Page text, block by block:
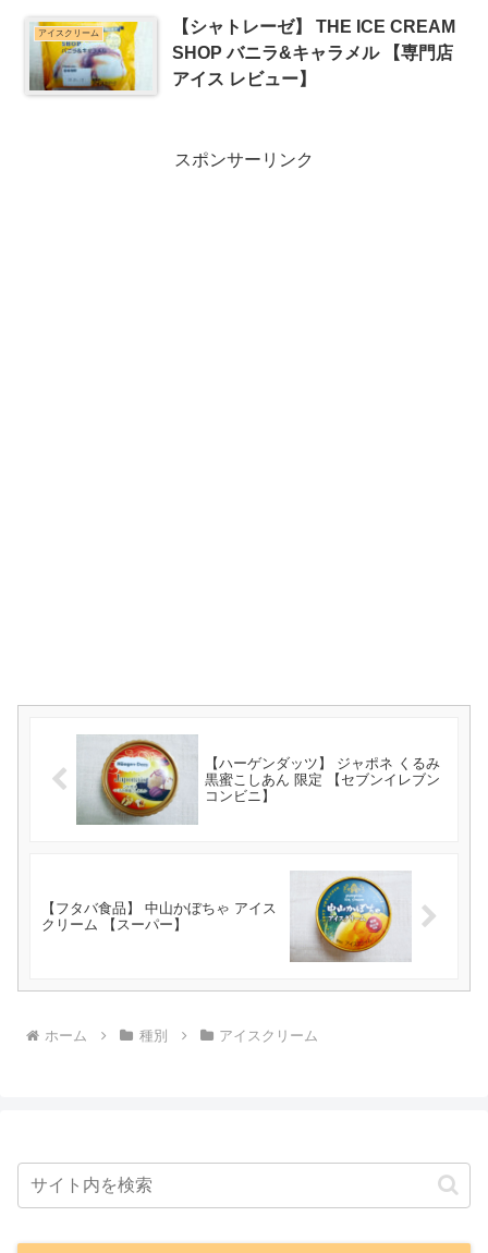
アイスクリーム
【シャトレーゼ】 THE ICE CREAM
SHOP バニラ&キャラメル 【専門店
アイス レビュー】
スポンサーリンク
【ハーゲンダッツ】 ジャポネ くるみ
黒蜜こしあん 限定 【セブンイレブン
コンビニ】
【フタバ食品】 中山かぼちゃ アイス
クリーム 【スーパー】
ホーム 種別 アイスクリーム